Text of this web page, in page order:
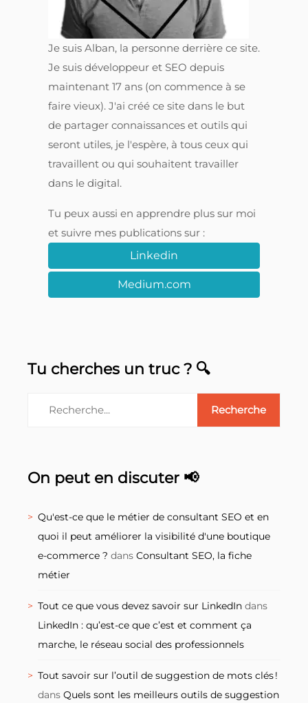
Je suis Alban, la personne derrière ce site.
Je suis développeur et SEO depuis
maintenant 17 ans (on commence à se
faire vieux). J'ai créé ce site dans le but
de partager connaissances et outils qui
seront utiles, je l'espère, à tous ceux qui
travaillent ou qui souhaitent travailler
dans le digital.
Tu peux aussi en apprendre plus sur moi
et suivre mes publications sur :
Linkedin
Medium.com
Tu cherches un truc ? 🔍
On peut en discuter 📢
Qu'est-ce que le métier de consultant SEO et en
quoi il peut améliorer la visibilité d'une boutique
e-commerce ? dans Consultant SEO, la fiche
métier
Tout ce que vous devez savoir sur LinkedIn dans
LinkedIn : qu’est-ce que c’est et comment ça
marche, le réseau social des professionnels
Tout savoir sur l’outil de suggestion de mots clés !
dans Quels sont les meilleurs outils de suggestion